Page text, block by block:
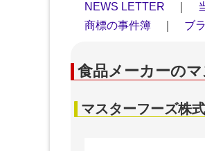
NEWS LETTER
商標の事件簿
ブ
食品メーカーの
マスターフーズ株